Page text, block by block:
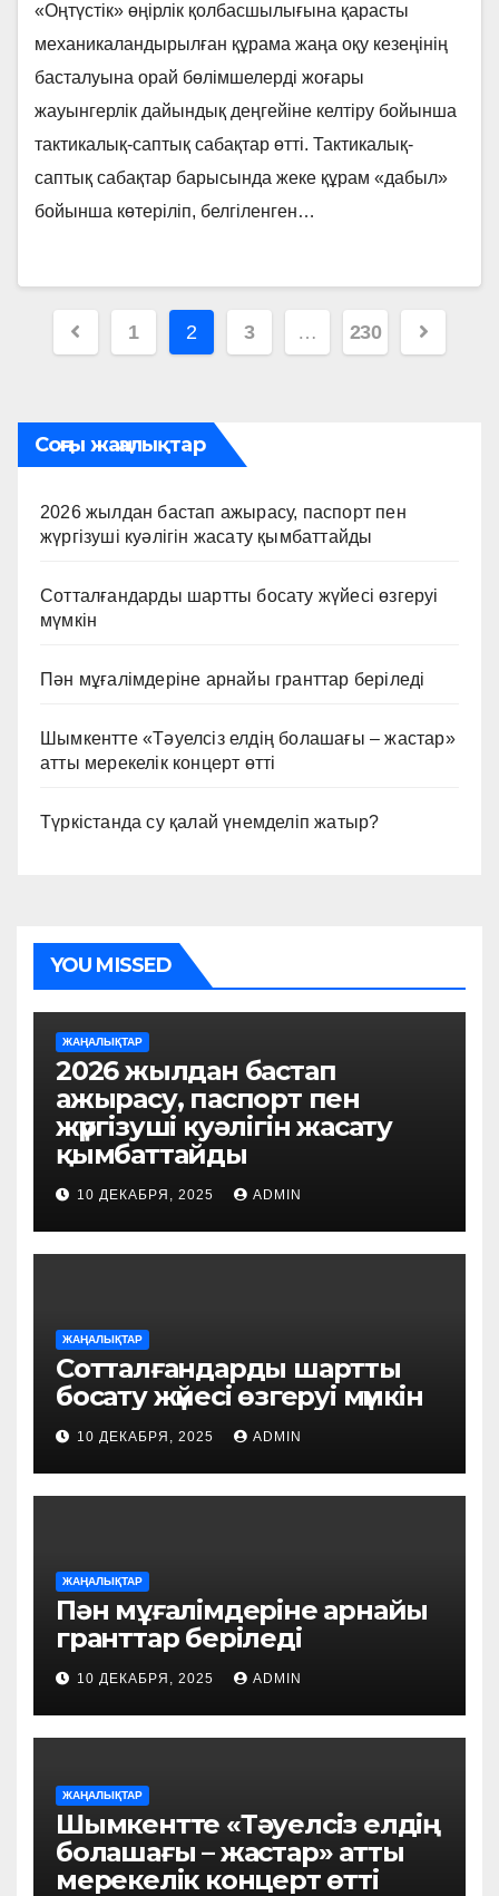
«Оңтүстік» өңірлік қолбасшылығына қарасты
механикаландырылған құрама жаңа оқу кезеңінің
басталуына орай бөлімшелерді жоғары
жауынгерлік дайындық деңгейіне келтіру бойынша
тактикалық-саптық сабақтар өтті. Тактикалық-
саптық сабақтар барысында жеке құрам «дабыл»
бойынша көтеріліп, белгіленген…
Пагинация
1 2 3 … 230
Соңғы жаңалықтар
2026 жылдан бастап ажырасу, паспорт пен
жүргізуші куәлігін жасату қымбаттайды
Сотталғандарды шартты босату жүйесі өзгеруі
мүмкін
Пән мұғалімдеріне арнайы гранттар беріледі
Шымкентте «Тәуелсіз елдің болашағы – жастар»
атты мерекелік концерт өтті
Түркістанда су қалай үнемделіп жатыр?
YOU MISSED
ЖАҢАЛЫҚТАР
2026 жылдан бастап
ажырасу, паспорт пен
жүргізуші куәлігін жасату
қымбаттайды
10 ДЕКАБРЯ, 2025 ADMIN
ЖАҢАЛЫҚТАР
Сотталғандарды шартты
босату жүйесі өзгеруі мүмкін
10 ДЕКАБРЯ, 2025 ADMIN
ЖАҢАЛЫҚТАР
Пән мұғалімдеріне арнайы
гранттар беріледі
10 ДЕКАБРЯ, 2025 ADMIN
ЖАҢАЛЫҚТАР
Шымкентте «Тәуелсіз елдің
болашағы – жастар» атты
мерекелік концерт өтті